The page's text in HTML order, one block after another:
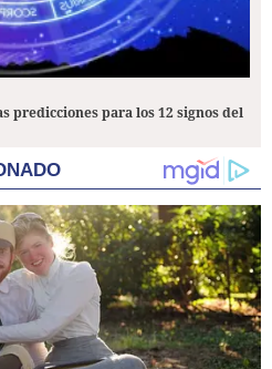
predicciones para los 12 signos del